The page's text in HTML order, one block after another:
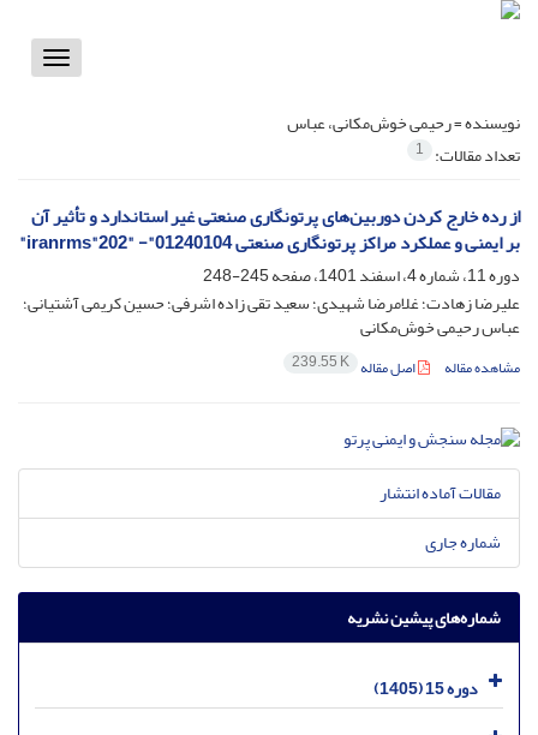
Toggle
نویسنده =رحیمی خوش‌مکانی، عباس
تعداد مقالات: 1
از رده خارج کردن دوربین‌های پرتونگاری صنعتی غیر استاندارد و تأثیر آن
بر ایمنی و عملکرد مراکز پرتونگاری صنعتی iranrms"202" -"01240104"
دوره 11، شماره 4، اسفند 1401، صفحه
245-248
علیرضا زهادت؛ غلامرضا شهیدی؛ سعید تقی زاده اشرفی؛ حسین کریمی آشتیانی؛
عباس رحیمی خوش‌مکانی
مشاهده مقاله اصل مقاله 239.55 K
مقالات آماده انتشار
شماره جاری
شماره‌های پیشین نشریه
دوره 15 (1405)